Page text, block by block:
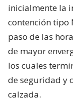
inicialmente la
contención tipo
paso de las
de mayor
los cuales
de seguridad y
calzada.